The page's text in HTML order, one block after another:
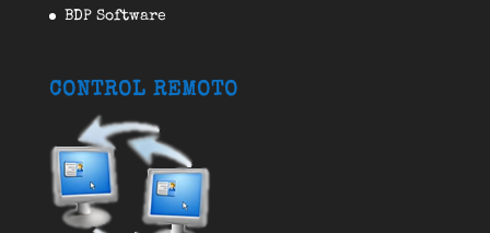
BDP Software
CONTROL REMOTO